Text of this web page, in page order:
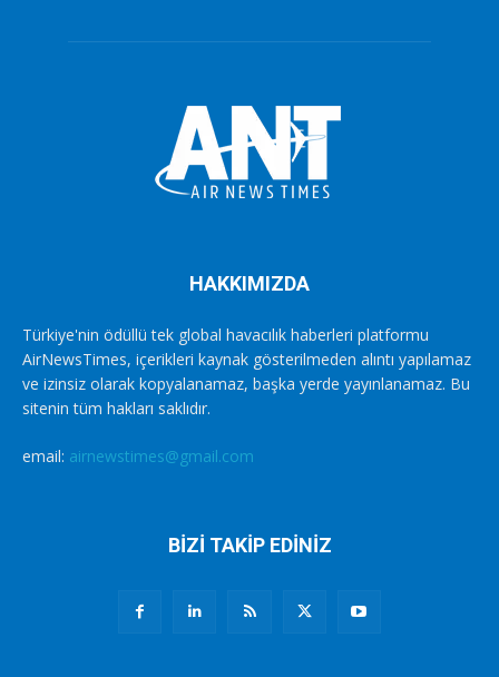
HAKKIMIZDA
Türkiye'nin ödüllü tek global havacılık haberleri platformu
AirNewsTimes, içerikleri kaynak gösterilmeden alıntı yapılamaz
ve izinsiz olarak kopyalanamaz, başka yerde yayınlanamaz. Bu
sitenin tüm hakları saklıdır.
email: airnewstimes@gmail.com
BİZİ TAKİP EDİNİZ